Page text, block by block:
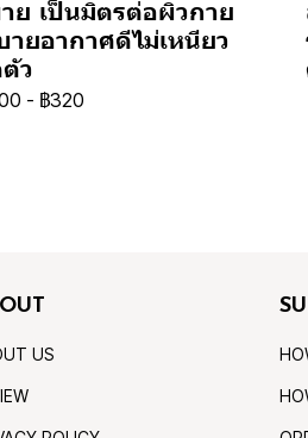
ย เป็นมิตรต่อผิวกาย
ายอากาศดีไม่เหนียว
ว
- ฿320
US